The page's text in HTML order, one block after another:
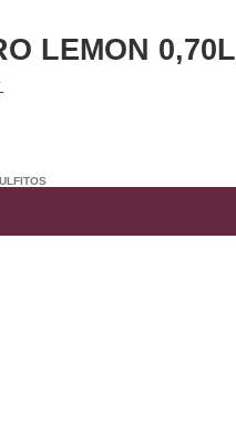
LEMON 0,70L